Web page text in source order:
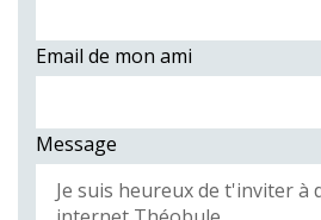
Email de mon ami
Message